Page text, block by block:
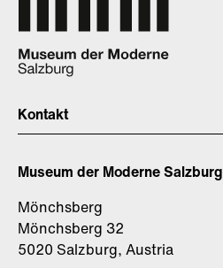
Kontakt
Museum der Moderne Salzburg
Mönchsberg
Mönchsberg 32
5020 Salzburg, Austria